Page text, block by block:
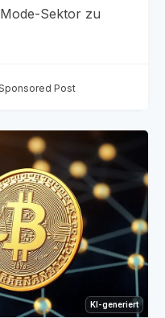
Sektor zu
Post
KI-generiert